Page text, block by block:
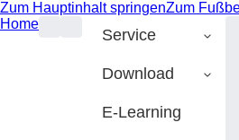
Zum Hauptinhalt springenZum
Home
Service
Download
E-Learning